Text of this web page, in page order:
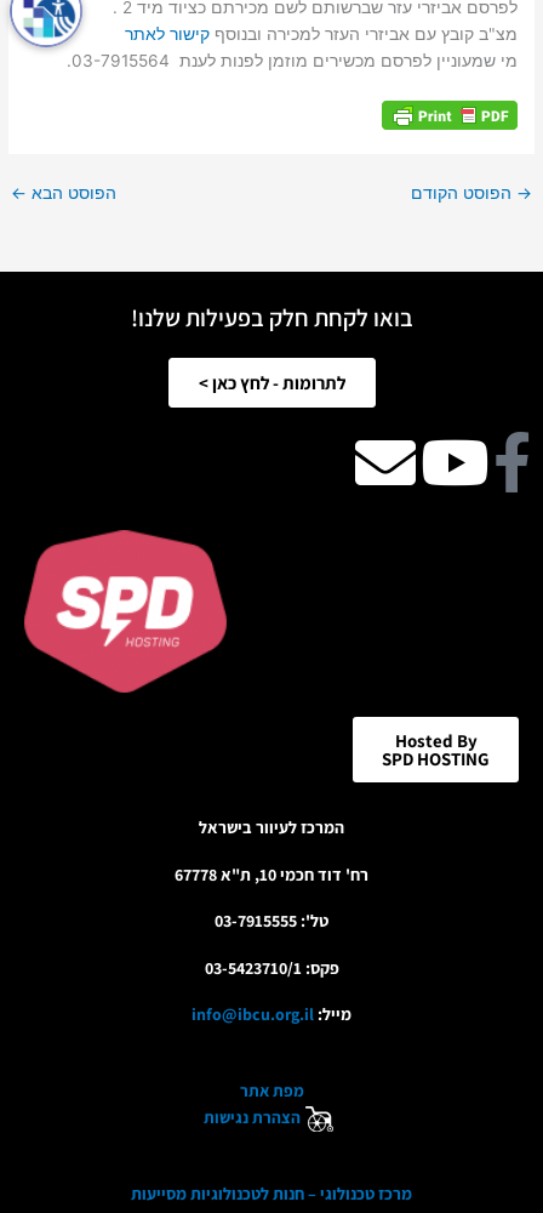
לפרסם אביזרי עזר שברשותם לשם מכירתם כציוד מיד 2 .
מצ"ב קובץ עם אביזרי העזר למכירה ובנוסףקישור לאתר
מי שמעוניין לפרסם מכשירים מוזמן לפנות לענת 03-7915564.
→ הפוסט הקודם הפוסט הבא ←
בואו לקחת חלק בפעילות שלנו!
לתרומות - לחץ כאן >
Facebook
Youtube
email
Hosted By
SPD HOSTING
המרכז לעיוור בישראל
רח' דוד חכמי 10, ת"א 67778
טל': 03-7915555
פקס: 03-5423710/1
מייל: info@ibcu.org.il
מפת אתר
הצהרת נגישות
מרכז טכנולוגי – חנות לטכנולוגיות מסייעות